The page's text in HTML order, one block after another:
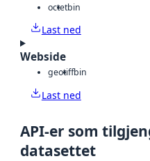
octetbin
Last ned
Webside
geotiffbin
Last ned
API-er som
datasettet